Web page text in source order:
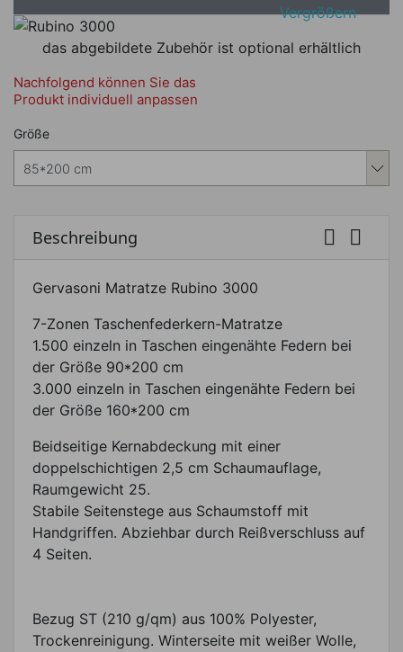
Vergrößern
das abgebildete Zubehör ist optional erhältlich
Nachfolgend können Sie das
Produkt individuell anpassen
Nachfolgend können Sie das
Größe
Beschreibung  
Gervasoni Matratze Rubino 3000
7-Zonen Taschenfederkern-Matratze
1.500 einzeln in Taschen eingenähte Federn bei
der Größe 90*200 cm
3.000 einzeln in Taschen eingenähte Federn bei
der Größe 160*200 cm
Beidseitige Kernabdeckung mit einer
doppelschichtigen 2,5 cm Schaumauflage,
Raumgewicht 25.
Stabile Seitenstege aus Schaumstoff mit
Handgriffen. Abziehbar durch Reißverschluss auf
4 Seiten.
Bezug ST (210 g/qm) aus 100% Polyester,
Trockenreinigung. Winterseite mit weißer Wolle,